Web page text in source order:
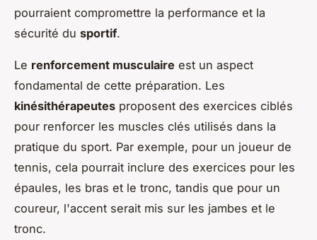
pourraient compromettre la performance et la
sécurité du sportif.
Le renforcement musculaire est un aspect
fondamental de cette préparation. Les
kinésithérapeutes proposent des exercices ciblés
pour renforcer les muscles clés utilisés dans la
pratique du sport. Par exemple, pour un joueur de
tennis, cela pourrait inclure des exercices pour les
épaules, les bras et le tronc, tandis que pour un
coureur, l'accent serait mis sur les jambes et le
tronc.